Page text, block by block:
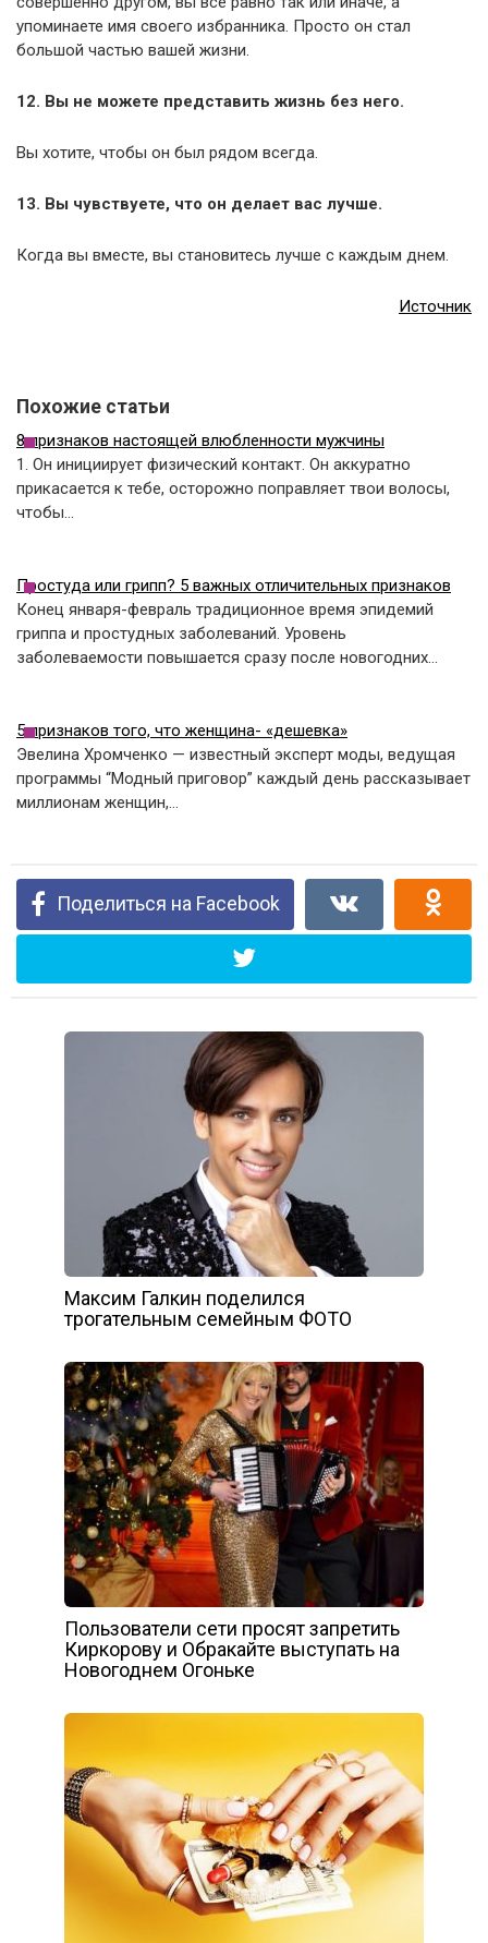
упоминаете имя своего избранника. Просто он стал
большой частью вашей жизни.
12. Вы не можете представить жизнь без него.
Вы хотите, чтобы он был рядом всегда.
13. Вы чувствуете, что он делает вас лучше.
Когда вы вместе, вы становитесь лучше с каждым днем.
Источник
Похожие статьи
8 признаков настоящей влюбленности мужчины
1. Он инициирует физический контакт. Он аккуратно
прикасается к тебе, осторожно поправляет твои волосы,
чтобы…
Простуда или грипп? 5 важных отличительных признаков
Конец января-февраль традиционное время эпидемий
гриппа и простудных заболеваний. Уровень
заболеваемости повышается сразу после новогодних…
5 признаков того, что женщина- «дешевка»
Эвелина Хромченко — известный эксперт моды, ведущая
программы “Модный приговор” каждый день рассказывает
миллионам женщин,…
Поделиться на Facebook
Максим Галкин поделился
трогательным семейным ФОТО
Пользователи сети просят запретить
Киркорову и Обракайте выступать на
Новогоднем Огоньке